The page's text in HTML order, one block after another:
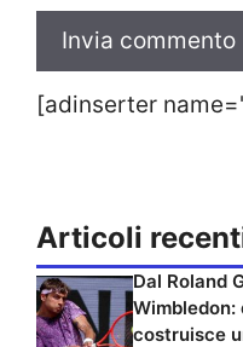
[adinserter
Articoli
Dal Roland
Wimbledon:
costruisce